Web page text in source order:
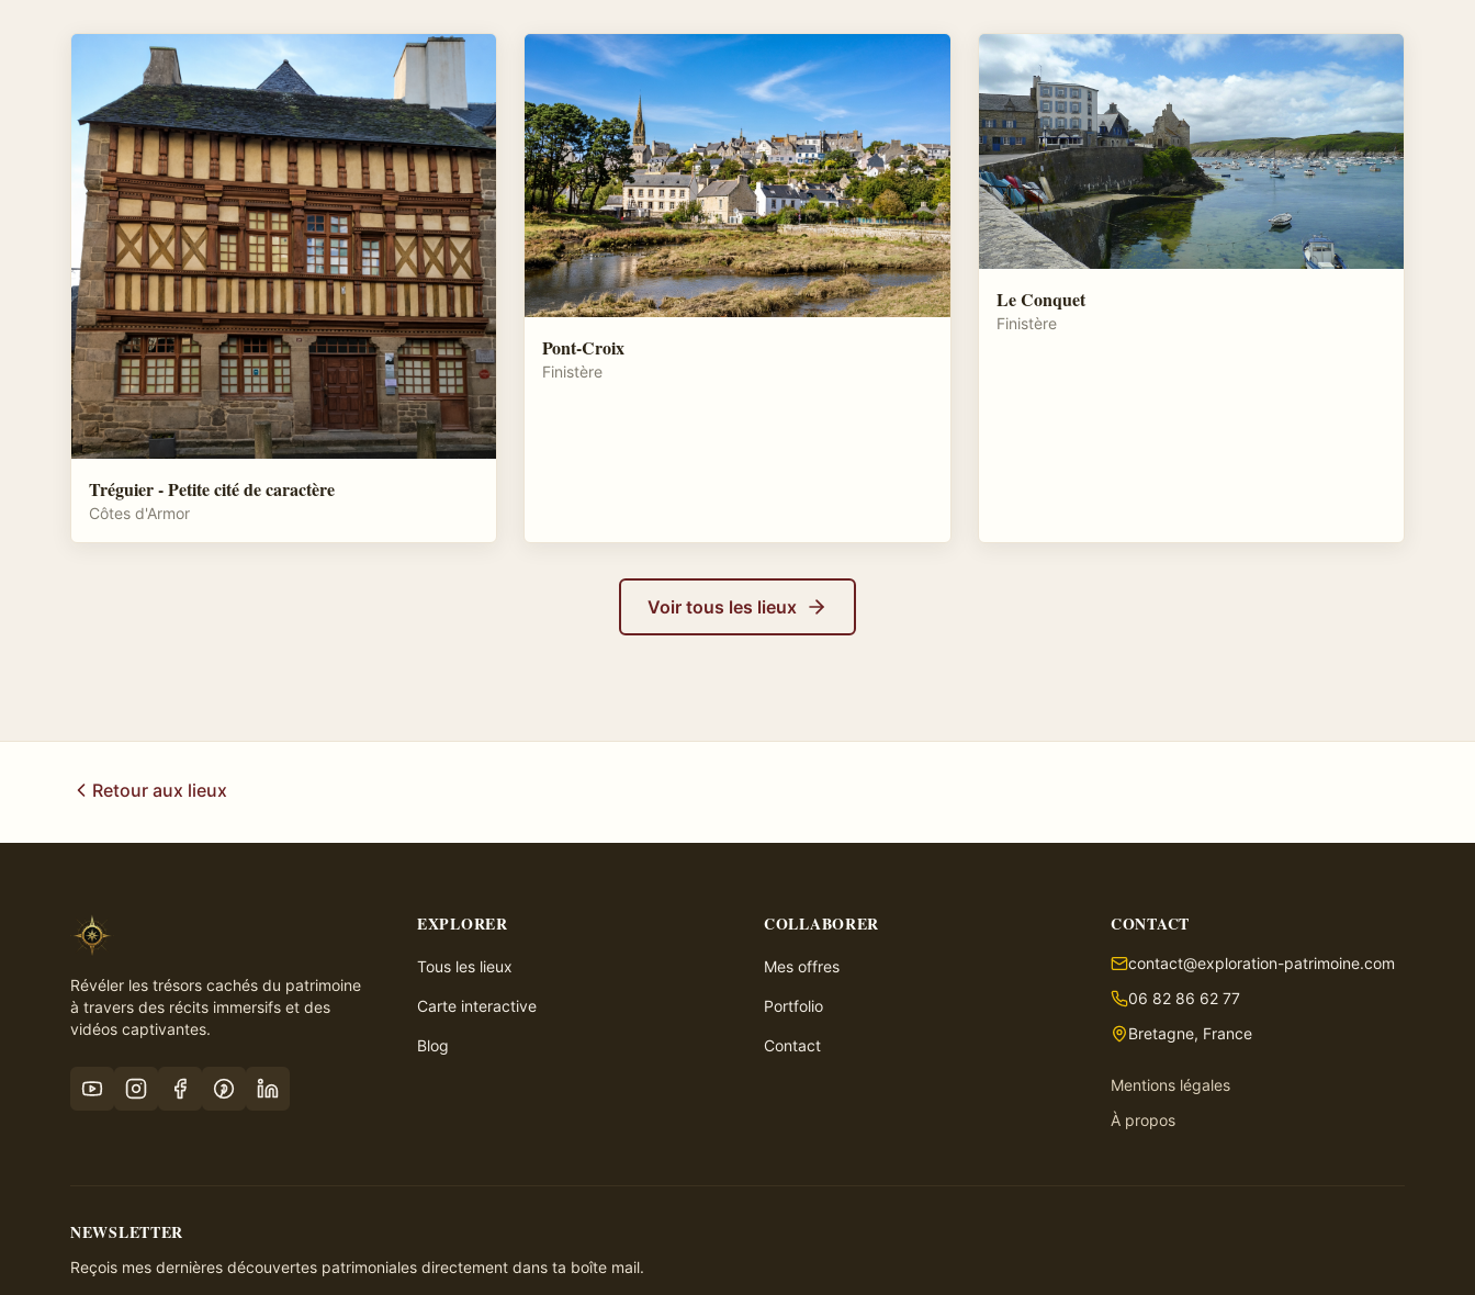
Tréguier - Petite cité de caractère
Côtes d'Armor
Pont-Croix
Finistère
Le Conquet
Finistère
Voir tous les lieux
Retour aux lieux
Révéler les trésors cachés du patrimoine
à travers des récits immersifs et des
vidéos captivantes.
EXPLORER
Tous les lieux
Carte interactive
Blog
COLLABORER
Mes offres
Portfolio
Contact
CONTACT
contact@exploration-patrimoine.com
06 82 86 62 77
Bretagne, France
Mentions légales
À propos
NEWSLETTER
Reçois mes dernières découvertes patrimoniales directement dans ta boîte mail.